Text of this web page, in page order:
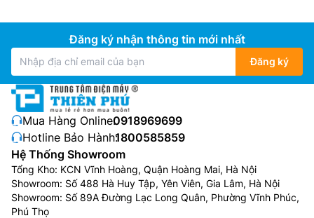
và độ tương phản cao
Độ chính xác tuyệt vời. Màn hình QD-OLED của
google tivi SonyK-65XR80M2 điều khiển riêng lẻ 8
triệu điểm ảnh tự phát sáng một cách chuyên nghiệp,
bật hoặc tắt từng điểm ảnh thành điểm tối và sáng để
mang đến bạn sắc đen sâu thẳm hơn và màu sắc rực
rỡ hơn.
Hình ảnh sáng hơn với màu sắc và độ tương
phản rực rỡ
Vùng sáng có nhiều màu sắc và độ tương phản cao
Đăng ký nhận thông tin mới nhất
Đăng ký
Mua Hàng Online:0918969699
Hotline Bảo Hành:1800585859
Hệ Thống Showroom
Tổng Kho: KCN Vĩnh Hoàng, Quận Hoàng Mai, Hà Nội
Showroom: Số 488 Hà Huy Tập, Yên Viên, Gia Lâm, Hà Nội
Showroom: Số 89A Đường Lạc Long Quân, Phường Vĩnh Phúc,
Phú Thọ